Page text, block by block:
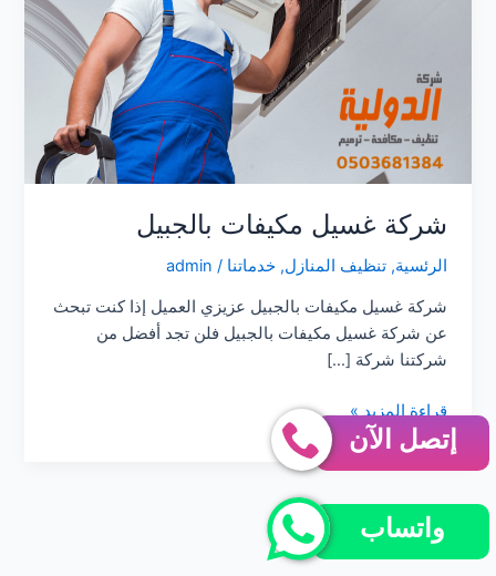
شركة غسيل مكيفات بالجبيل
الرئسية,تنظيف المنازل,خدماتنا /
admin
شركة غسيل مكيفات بالجبيل عزيزي العميل إذا كنت تبحث
عن شركة غسيل مكيفات بالجبيل فلن تجد أفضل من
شركتنا شركة […]
شركة
غسيل
قراءة المزيد »
إتصل الآن
واتساب